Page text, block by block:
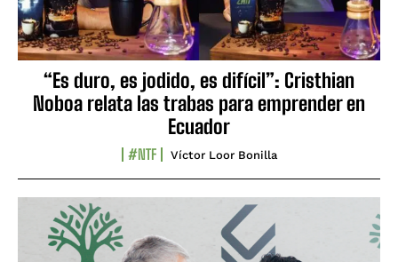
“Es duro, es jodido, es difícil”: Cristhian
Noboa relata las trabas para emprender en
Ecuador
#NTF Víctor Loor Bonilla